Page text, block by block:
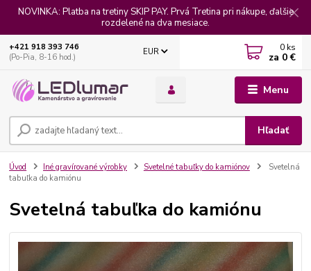
NOVINKA: Platba na tretiny SKIP PAY. Prvá Tretina pri nákupe, ďalšie
rozdelené na dva mesiace.
Menu
EUR
Hľadať
+421 918 393 746
(Po-Pia, 8-16 hod.)
0 ks
za 0 €
Úvod Iné gravírované výrobky Svetelné tabuľky do kamiónov
Svetelná
tabuľka do kamiónu
Svetelná tabuľka do kamiónu